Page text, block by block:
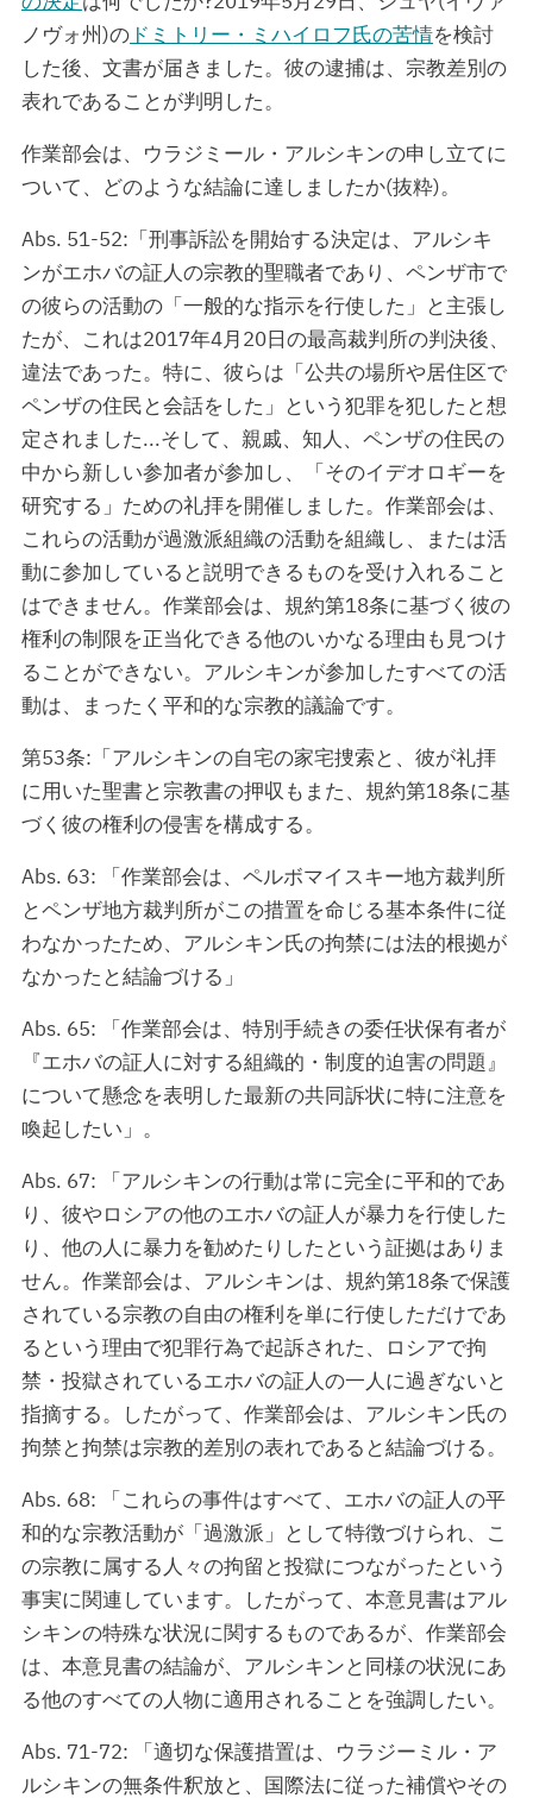
ノヴォ州)の ドミトリー・ミハイロフ氏の苦情を検討
した後、文書が届きました。彼の逮捕は、宗教差別の
表れであることが判明した。
作業部会は、ウラジミール・アルシキンの申し立てに
ついて、どのような結論に達しましたか(抜粋)。
Abs. 51-52:「刑事訴訟を開始する決定は、アルシキ
ンがエホバの証人の宗教的聖職者であり、ペンザ市で
の彼らの活動の「一般的な指示を行使した」と主張し
たが、これは2017年4月20日の最高裁判所の判決後、
違法であった。特に、彼らは「公共の場所や居住区で
ペンザの住民と会話をした」という犯罪を犯したと想
定されました...そして、親戚、知人、ペンザの住民の
中から新しい参加者が参加し、「そのイデオロギーを
研究する」ための礼拝を開催しました。作業部会は、
これらの活動が過激派組織の活動を組織し、または活
動に参加していると説明できるものを受け入れること
はできません。作業部会は、規約第18条に基づく彼の
権利の制限を正当化できる他のいかなる理由も見つけ
ることができない。アルシキンが参加したすべての活
動は、まったく平和的な宗教的議論です。
第53条:「アルシキンの自宅の家宅捜索と、彼が礼拝
に用いた聖書と宗教書の押収もまた、規約第18条に基
づく彼の権利の侵害を構成する。
Abs. 63: 「作業部会は、ペルボマイスキー地方裁判所
とペンザ地方裁判所がこの措置を命じる基本条件に従
わなかったため、アルシキン氏の拘禁には法的根拠が
なかったと結論づける」
Abs. 65: 「作業部会は、特別手続きの委任状保有者が
『エホバの証人に対する組織的・制度的迫害の問題』
について懸念を表明した最新の共同訴状に特に注意を
喚起したい」。
Abs. 67: 「アルシキンの行動は常に完全に平和的であ
り、彼やロシアの他のエホバの証人が暴力を行使した
り、他の人に暴力を勧めたりしたという証拠はありま
せん。作業部会は、アルシキンは、規約第18条で保護
されている宗教の自由の権利を単に行使しただけであ
るという理由で犯罪行為で起訴された、ロシアで拘
禁・投獄されているエホバの証人の一人に過ぎないと
指摘する。したがって、作業部会は、アルシキン氏の
拘禁と拘禁は宗教的差別の表れであると結論づける。
Abs. 68: 「これらの事件はすべて、エホバの証人の平
和的な宗教活動が「過激派」として特徴づけられ、こ
の宗教に属する人々の拘留と投獄につながったという
事実に関連しています。したがって、本意見書はアル
シキンの特殊な状況に関するものであるが、作業部会
は、本意見書の結論が、アルシキンと同様の状況にあ
る他のすべての人物に適用されることを強調したい。
Abs. 71-72: 「適切な保護措置は、ウラジーミル・ア
ルシキンの無条件釈放と、国際法に従った補償やその